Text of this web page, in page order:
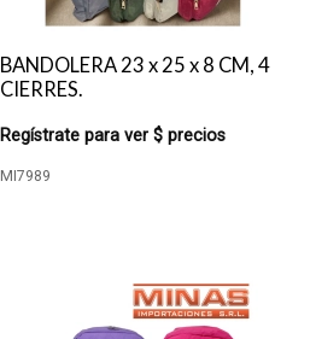
BANDOLERA 23 x 25 x 8 CM, 4
CIERRES.
Regístrate para ver $ precios
MI7989